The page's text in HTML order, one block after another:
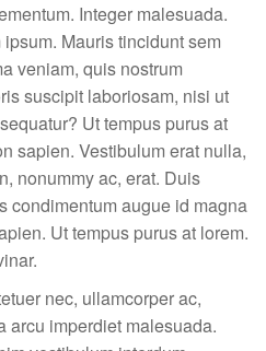
Integer malesuada.
Mauris tincidunt sem
veniam, quis nostrum
suscipit laboriosam, nisi ut
Ut tempus purus at
sapien. Vestibulum erat nulla,
nonummy ac, erat. Duis
condimentum augue id magna
Ut tempus purus at lorem.
nec, ullamcorper ac,
arcu imperdiet malesuada.